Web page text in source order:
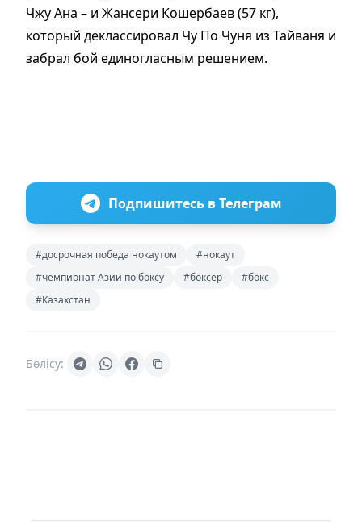
Чжу Ана – и Жансери Кошербаев (57 кг),
который деклассировал Чу По Чуня из Тайваня и
забрал бой единогласным решением.
Подпишитесь в Телеграм
#досрочная победа нокаутом
#нокаут
#чемпионат Азии по боксу
#боксер
#бокс
#Казахстан
Бөлісу: